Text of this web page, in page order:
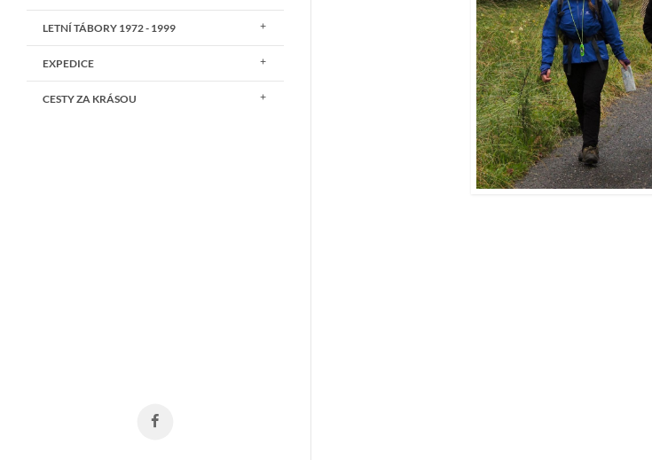
LETNÍ TÁBORY 1972 - 1999
EXPEDICE
CESTY ZA KRÁSOU